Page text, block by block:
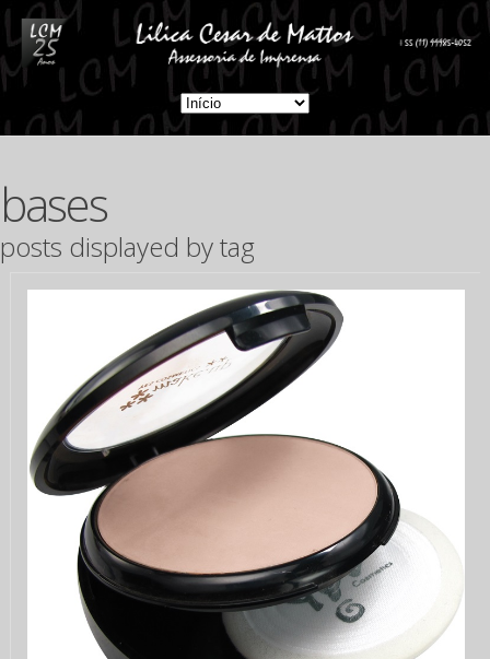
bases
posts displayed by tag